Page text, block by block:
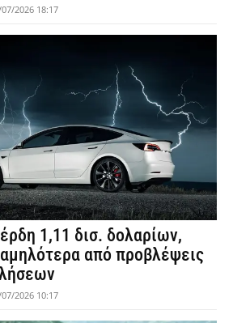
2026 18:17
1,11 δισ. δολαρίων,
από προβλέψεις
2026 10:17